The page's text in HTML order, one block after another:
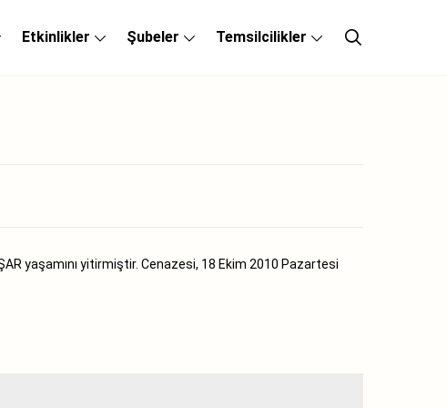
Etkinlikler Şubeler Temsilcilikler
yaşamını yitirmiştir. Cenazesi, 18 Ekim 2010 Pazartesi